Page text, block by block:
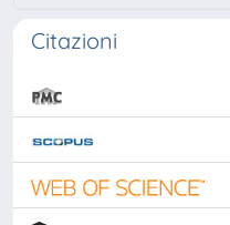
Citazioni